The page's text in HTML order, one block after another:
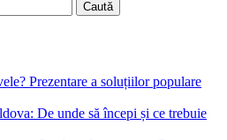
Prezentare a soluțiilor populare
De unde să începi și ce trebuie